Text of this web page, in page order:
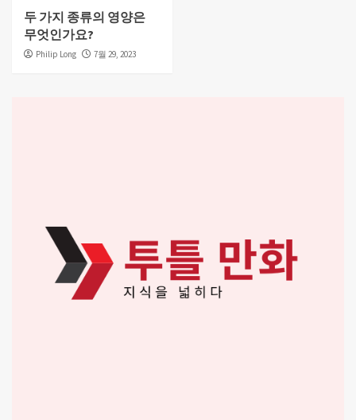
두 가지 종류의 영양은
무엇인가요?
Philip Long 7월 29, 2023